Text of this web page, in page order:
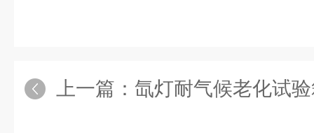
上一篇： 氙灯耐气候老化试